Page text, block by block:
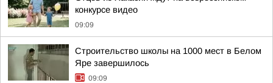
конкурсе видео
09:09
Строительство школы на 1000 мест в Белом
Яре завершилось
09:09